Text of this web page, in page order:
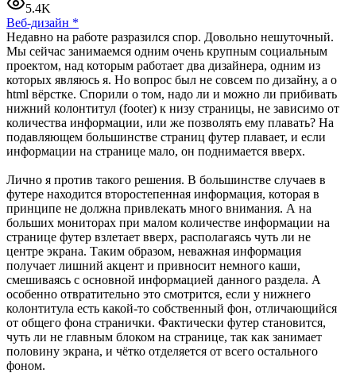
5.4K
Веб-дизайн *
Недавно на работе разразился спор. Довольно нешуточный.
Мы сейчас занимаемся одним очень крупным социальным
проектом, над которым работает два дизайнера, одним из
которых являюсь я. Но вопрос был не совсем по дизайну, а о
html вёрстке. Спорили о том, надо ли и можно ли прибивать
нижний колонтитул (footer) к низу страницы, не зависимо от
количества информации, или же позволять ему плавать? На
подавляющем большинстве страниц футер плавает, и если
информации на странице мало, он поднимается вверх.
Лично я против такого решения. В большинстве случаев в
футере находится второстепенная информация, которая в
принципе не должна привлекать много внимания. А на
больших мониторах при малом количестве информации на
странице футер взлетает вверх, располагаясь чуть ли не
центре экрана. Таким образом, неважная информация
получает лишний акцент и привносит немного каши,
смешиваясь с основной информацией данного раздела. А
особенно отвратительно это смотрится, если у нижнего
колонтитула есть какой-то собственный фон, отличающийся
от общего фона странички. Фактически футер становится,
чуть ли не главным блоком на странице, так как занимает
половину экрана, и чётко отделяется от всего остального
фоном.